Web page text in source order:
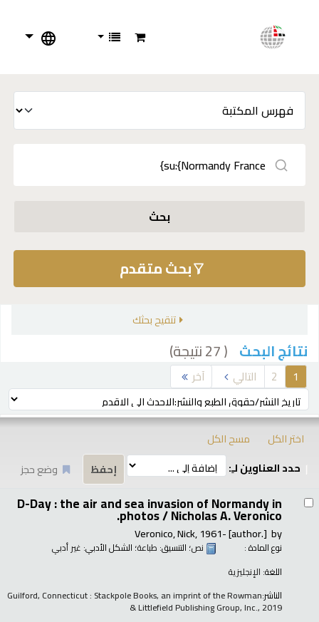
بحث
بحث متقدم
تنقيح بحثك
نتائج البحث ( 27 نتيجة)
1
2 التالي آخر
ترتيب بواسطة:
اختر الكل
مسح الكل
حدد العناوين لـِ:
وضع حجز
D-Day : the air and sea invasion of Normandy in
photos /Nicholas A. Veronico.
by
Veronico, Nick, 1961-[author.]
نوع المادة : نص؛ التنسيق: طباعة؛ الشكل الأدبي: غير أدبي
اللغة: الإنجليزية
الناشر:Guilford, Connecticut : Stackpole Books, an imprint of the Rowman
& Littlefield Publishing Group, Inc., 2019